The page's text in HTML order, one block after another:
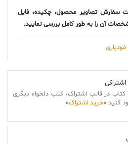
کتاب در قالب اشتراک، کتب دلخواه دیگری
کنید «خرید اشتراک»
سفارش تصاویر محصول، چکیده، فایل
آن را به طور کامل بررسی نمایید.